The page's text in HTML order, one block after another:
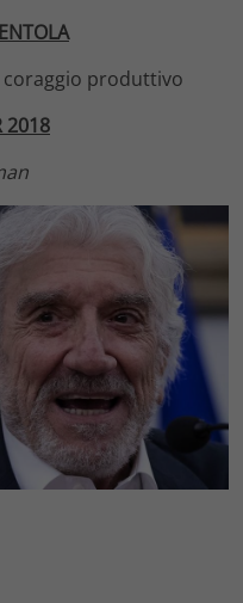
coraggio produttivo
2018